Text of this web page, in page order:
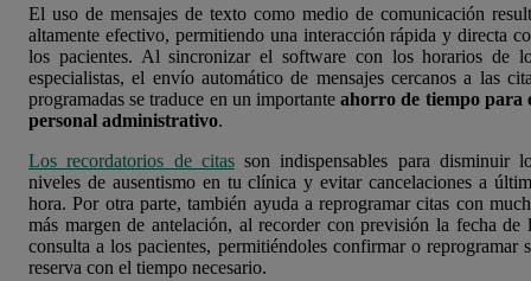
El uso de mensajes de texto como medio de comunicación
altamente efectivo, permitiendo una interacción rápida y directa
los pacientes. Al sincronizar el software con los horarios de
especialistas, el envío automático de mensajes cercanos a las
programadas se traduce en un importanteahorro de tiempo para
personal administrativo.
Los recordatorios de citasson indispensables para disminuir
niveles de ausentismo en tu clínica y evitar cancelaciones a
hora. Por otra parte, también ayuda a reprogramar citas con
más margen de antelación, al recorder con previsión la fecha de
consulta a los pacientes, permitiéndoles confirmar o reprogramar
reserva con el tiempo necesario.